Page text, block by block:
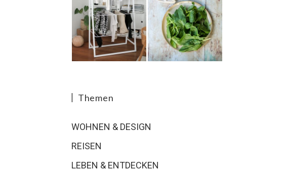
Themen
WOHNEN & DESIGN
REISEN
LEBEN & ENTDECKEN